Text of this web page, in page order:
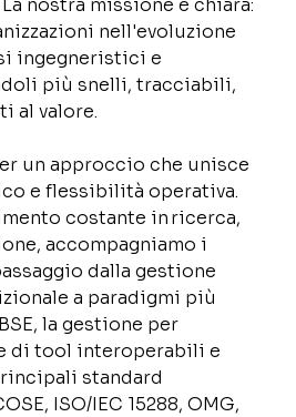
nell'evoluzione
ingegneristici e
più snelli, tracciabili,
al valore.
un approccio che unisce
e flessibilità operativa.
costante in ricerca,
accompagniamo i
dalla gestione
a paradigmi più
la gestione per
di tool interoperabili e
standard
ISO/IEC 15288, OMG,